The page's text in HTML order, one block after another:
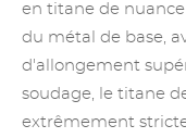
en titane de nuance
du métal de base,
d'allongement
soudage, le titane
extrêmement